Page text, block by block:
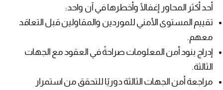
أحد أكثر المحاور إغفالًا وأخطرها في آن واحد:
تقييم المستوى الأمني للموردين والمقاولين قبل التعاقد
معهم.
إدراج بنود أمن المعلومات صراحةً في العقود مع الجهات
الثالثة.
مراجعة أمن الجهات الثالثة دوريًا للتحقق من استمرار